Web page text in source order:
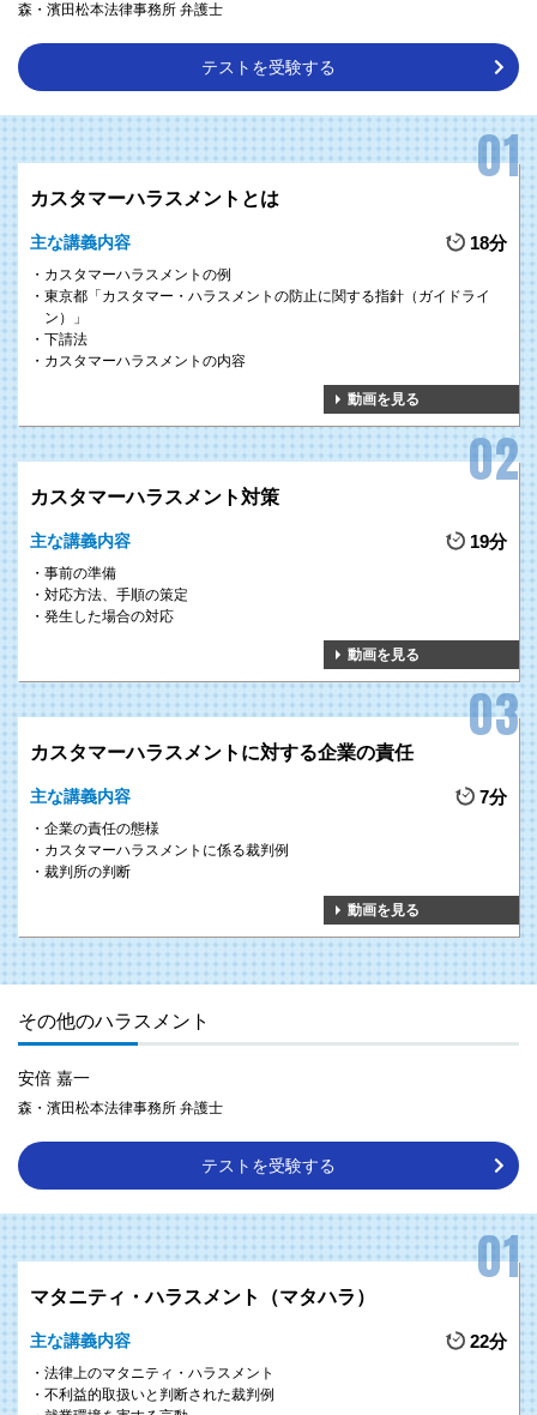
森・濱田松本法律事務所 弁護士
テストを受験する
カスタマーハラスメントとは
主な講義内容 18分
カスタマーハラスメントの例
東京都「カスタマー・ハラスメントの防止に関する指針（ガイドライ
ン）」
下請法
カスタマーハラスメントの内容
動画を見る
カスタマーハラスメント対策
主な講義内容 19分
事前の準備
対応方法、手順の策定
発生した場合の対応
動画を見る
カスタマーハラスメントに対する企業の責任
主な講義内容 7分
企業の責任の態様
カスタマーハラスメントに係る裁判例
裁判所の判断
動画を見る
その他のハラスメント
安倍 嘉一
森・濱田松本法律事務所 弁護士
テストを受験する
マタニティ・ハラスメント（マタハラ）
主な講義内容 22分
法律上のマタニティ・ハラスメント
不利益的取扱いと判断された裁判例